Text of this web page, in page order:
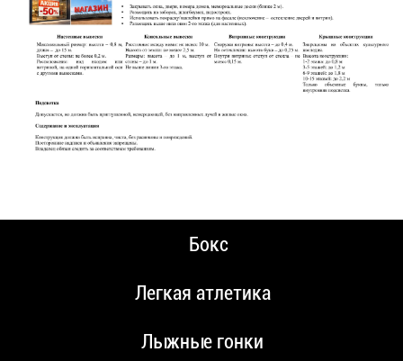
Бокс
Легкая атлетика
Лыжные гонки